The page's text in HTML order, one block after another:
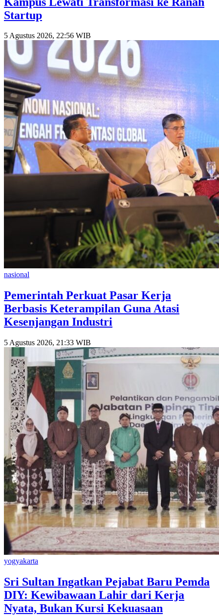
Startup
5 Agustus 2026, 22:56 WIB
nasional
Pemerintah Perkuat Pasar Kerja
Berbasis Keterampilan Guna Atasi
Kesenjangan Industri
5 Agustus 2026, 21:33 WIB
yogyakarta
Sri Sultan Ingatkan Pejabat Baru Pemda
DIY: Kewibawaan Lahir dari Kerja
Nyata, Bukan Kursi Kekuasaan